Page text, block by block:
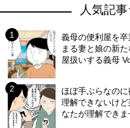
人気記
義母の便利屋を
まる妻と娘の新
屋扱いする義母
ほぼ手ぶらなの
理解できないけ
なたが理解できま